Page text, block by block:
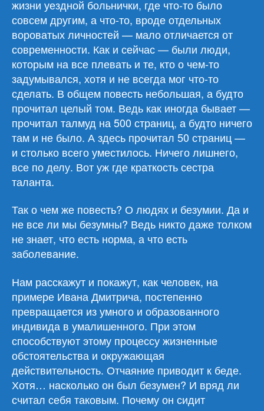
жизни уездной больнички, где что-то было
совсем другим, а что-то, вроде отдельных
вороватых личностей — мало отличается от
современности. Как и сейчас — были люди,
которым на все плевать и те, кто о чем-то
задумывался, хотя и не всегда мог что-то
сделать. В общем повесть небольшая, а будто
прочитал целый том. Ведь как иногда бывает —
прочитал талмуд на 500 страниц, а будто ничего
там и не было. А здесь прочитал 50 страниц —
и столько всего уместилось. Ничего лишнего,
все по делу. Вот уж где краткость сестра
таланта.
Так о чем же повесть? О людях и безумии. Да и
не все ли мы безумны? Ведь никто даже толком
не знает, что есть норма, а что есть
заболевание.
Нам расскажут и покажут, как человек, на
примере Ивана Дмитрича, постепенно
превращается из умного и образованного
индивида в умалишенного. При этом
способствуют этому процессу жизненные
обстоятельства и окружающая
действительность. Отчаяние приводит к беде.
Хотя… насколько он был безумен? И вряд ли
считал себя таковым. Почему он сидит